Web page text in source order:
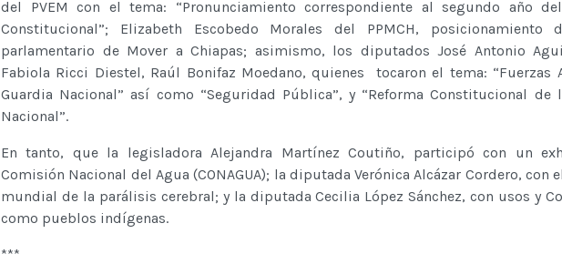
del PVEM con el tema: “Pronunciamiento correspondiente al segundo año
Constitucional”; Elizabeth Escobedo Morales del PPMCH, posicionamiento
parlamentario de Mover a Chiapas; asimismo, los diputados José Antonio
Fabiola Ricci Diestel, Raúl Bonifaz Moedano, quienes tocaron el tema: “Fuerzas
Guardia Nacional” así como “Seguridad Pública”, y “Reforma Constitucional de
Nacional”.
En tanto, que la legisladora Alejandra Martínez Coutiño, participó con un
Comisión Nacional del Agua (CONAGUA); la diputada Verónica Alcázar Cordero, con
mundial de la parálisis cerebral; y la diputada Cecilia López Sánchez, con usos y
como pueblos indígenas.
***